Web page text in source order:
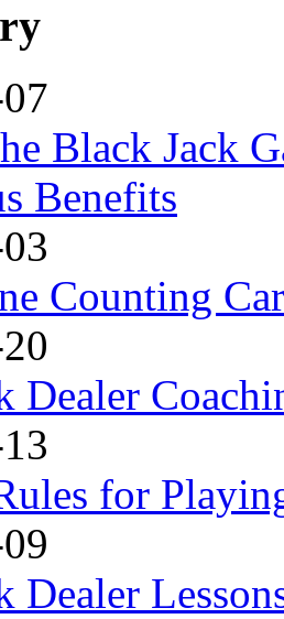
Black Jack
Benefits
Counting
Dealer
for
Dealer